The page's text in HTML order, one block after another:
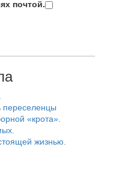
почтой.
переселенцы
«крота».
жизнью.